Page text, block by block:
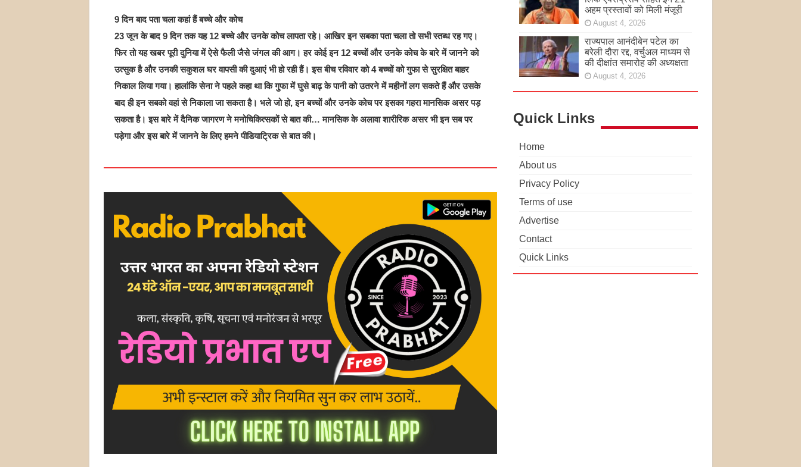
9 दिन बाद पता चला कहां हैं बच्चे और कोच
23 जून के बाद 9 दिन तक यह 12 बच्चे और उनके कोच लापता रहे। आखिर इन सबका पता चला तो सभी स्तब्ध रह गए।
फिर तो यह खबर पूरी दुनिया में ऐसे फैली जैसे जंगल की आग। हर कोई इन 12 बच्चों और उनके कोच के बारे में जानने को
उत्सुक है और उनकी सकुशल घर वापसी की दुआएं भी हो रही हैं। इस बीच रविवार को 4 बच्चों को गुफा से सुरक्षित बाहर
निकाल लिया गया। हालांकि सेना ने पहले कहा था कि गुफा में घुसे बाढ़ के पानी को उतरने में महीनों लग सकते हैं और उसके
बाद ही इन सबको वहां से निकाला जा सकता है। भले जो हो, इन बच्चों और उनके कोच पर इसका गहरा मानसिक असर पड़
सकता है। इस बारे में दैनिक जागरण ने मनोचिकित्सकों से बात की… मानसिक के अलावा शारीरिक असर भी इन सब पर
पड़ेगा और इस बारे में जानने के लिए हमने पीडियाट्रिक से बात की।
अहम प्रस्तावों को मिली मंजूरी
August 4, 2026
राज्यपाल आनंदीबेन पटेल का
बरेली दौरा रद्द, वर्चुअल माध्यम से
की दीक्षांत समारोह की अध्यक्षता
August 4, 2026
Quick Links
Home
About us
Privacy Policy
Terms of use
Advertise
Contact
Quick Links